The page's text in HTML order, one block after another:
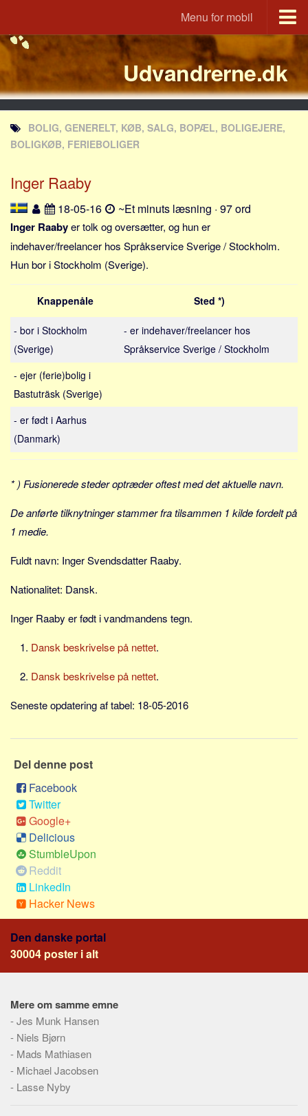
Menu for mobil
Portal
Udvandrerne.dk
Utvandrerne.no
Utvandrarna.se
Tyskland.dk
Rusland.dk
JLKM.dk
Lande
Tyrkiet
Spanien
Sverige
Norge
Thailand
Italien
Grækenland
USA
Alle
Bolig
Job
Virksomhed
Investering
Social sikring og sundhed
Transport
Køb og salg
Statistik
Praktisk
Alle
Meta
Dokumenttyper
Emner
Skribenter
Personer
Steder
Kilder
Om
Webstedet
Forhistorien
Redigering
Udvandrerne.dk
BOLIG, GENERELT, KØB, SALG, BOPÆL, BOLIGEJERE,
BOLIGKØB, FERIEBOLIGER
Inger Raaby
18-05-16 ~Et minuts læsning · 97 ord
Inger Raabyer tolk og oversætter, og hun er
indehaver/freelancer hos Språkservice Sverige / Stockholm.
Hun bor i Stockholm (Sverige).
Knappenåle Sted *)
- bor i Stockholm
(Sverige)
- er indehaver/freelancer hos
Språkservice Sverige / Stockholm
- ejer (ferie)bolig i
Bastuträsk (Sverige)
- er født i Aarhus
(Danmark)
* ) Fusionerede steder optræder oftest med det aktuelle navn.
De anførte tilknytninger stammer fra tilsammen 1 kilde fordelt på
1 medie.
Fuldt navn: Inger Svendsdatter Raaby.
Nationalitet: Dansk.
Inger Raaby er født i vandmandens tegn.
Dansk beskrivelse på nettet.
Dansk beskrivelse på nettet.
Seneste opdatering af tabel: 18-05-2016
Del denne post
Facebook
Twitter
Google+
Delicious
StumbleUpon
Reddit
LinkedIn
Hacker News
Den danske portal
30004 poster i alt
Mere om samme emne
-Jes Munk Hansen
- Niels Bjørn
- Mads Mathiasen
- Michael Jacobsen
- Lasse Nyby